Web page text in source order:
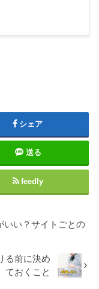
シェア
送る
feedly
いい？サイトごとの
る前に決め
ておくこと